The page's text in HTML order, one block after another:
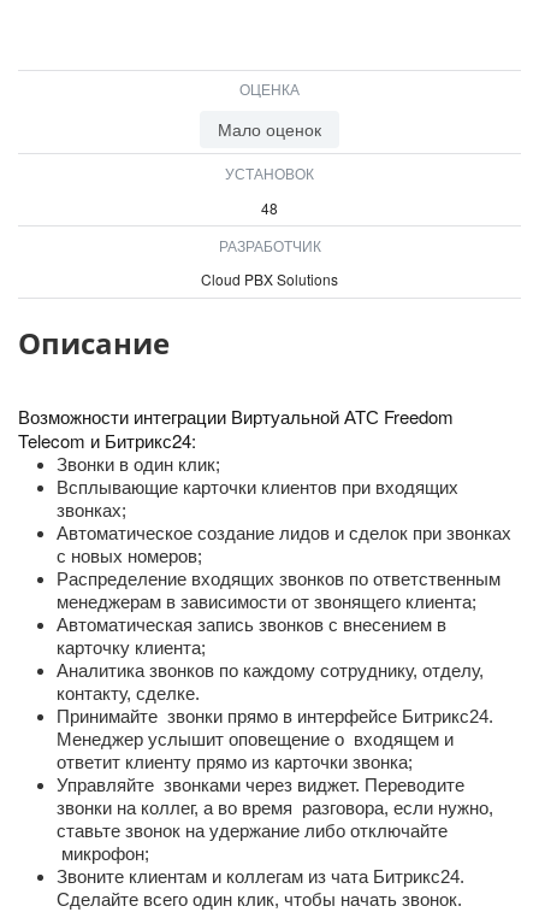
ОЦЕНКА
Мало оценок
УСТАНОВОК
48
РАЗРАБОТЧИК
Cloud PBX Solutions
Описание
Возможности интеграции Виртуальной АТС Freedom
Telecom и Битрикс24:
Звонки в один клик;
Всплывающие карточки клиентов при входящих
звонках;
Автоматическое создание лидов и сделок при звонках
с новых номеров;
Распределение входящих звонков по ответственным
менеджерам в зависимости от звонящего клиента;
Автоматическая запись звонков с внесением в
карточку клиента;
Аналитика звонков по каждому сотруднику, отделу,
контакту, сделке.
Принимайте звонки прямо в интерфейсе Битрикс24.
Менеджер услышит оповещение о входящем и
ответит клиенту прямо из карточки звонка;
Управляйте звонками через виджет. Переводите
звонки на коллег, а во время разговора, если нужно,
ставьте звонок на удержание либо отключайте
микрофон;
Звоните клиентам и коллегам из чата Битрикс24.
Сделайте всего один клик, чтобы начать звонок.